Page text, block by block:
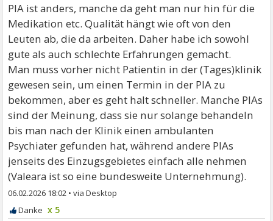
PIA ist anders, manche da geht man nur hin für die
Medikation etc. Qualität hängt wie oft von den
Leuten ab, die da arbeiten. Daher habe ich sowohl
gute als auch schlechte Erfahrungen gemacht.
Man muss vorher nicht Patientin in der (Tages)klinik
gewesen sein, um einen Termin in der PIA zu
bekommen, aber es geht halt schneller. Manche PIAs
sind der Meinung, dass sie nur solange behandeln
bis man nach der Klinik einen ambulanten
Psychiater gefunden hat, während andere PIAs
jenseits des Einzugsgebietes einfach alle nehmen
(Valeara ist so eine bundesweite Unternehmung).
06.02.2026 18:02 •
x 5